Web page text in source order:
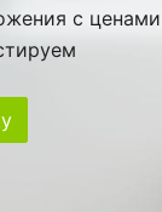
с ценами